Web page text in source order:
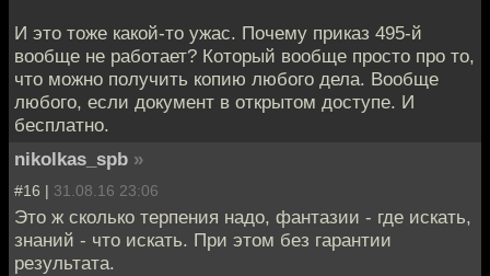
И это тоже какой-то ужас. Почему приказ 495-й
вообще не работает? Который вообще просто про то,
что можно получить копию любого дела. Вообще
любого, если документ в открытом доступе. И
бесплатно.
nikolkas_spb »
#16 | 31.08.16 23:06
Это ж сколько терпения надо, фантазии - где искать,
знаний - что искать. При этом без гарантии
результата.